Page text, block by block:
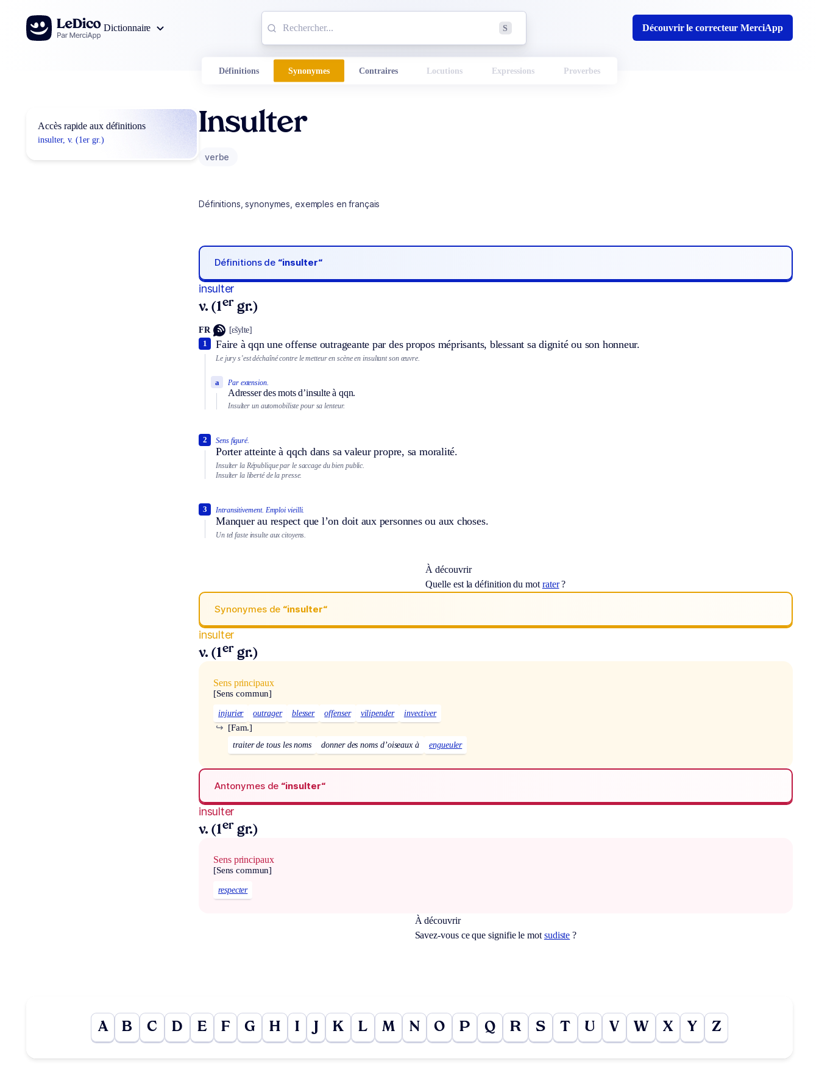
Aller au contenu
Dictionnaire
S Découvrir le correcteur MerciApp
Définitions Synonymes Contraires Locutions Expressions Proverbes
Accès rapide aux définitions
insulter, v. (1er gr.)
Insulter
verbe
Définitions, synonymes, exemples en français
Définitions de “insulter“
insulter
v. (1er gr.)
FR [ɛ̃sylte]
Faire à qqn une offense outrageante par des propos méprisants, blessant sa dignité ou son honneur.
1
Le jury s’est déchaîné contre le metteur en scène en insultant son œuvre.
Par extension.
Adresser des mots d’insulte à qqn.
a
Insulter un automobiliste pour sa lenteur.
Sens figuré.
Porter atteinte à qqch dans sa valeur propre, sa moralité.
2
Insulter la République par le saccage du bien public.
Insulter la liberté de la presse.
Intransitivement. Emploi vieilli.
Manquer au respect que l’on doit aux personnes ou aux choses.
3
Un tel faste insulte aux citoyens.
À découvrir
Quelle est la définition du motrater?
Synonymes de “insulter“
insulter
v. (1er gr.)
Sens principaux
[Sens commun]
injurier outrager blesser offenser vilipender invectiver
[Fam.]
↪
traiter de tous les noms donner des noms d’oiseaux à engueuler
Antonymes de “insulter“
insulter
v. (1er gr.)
Sens principaux
[Sens commun]
respecter
À découvrir
Savez-vous ce que signifie le mot sudiste ?
A B C D E F G H I J K L M N O P Q R S T U V W X Y Z